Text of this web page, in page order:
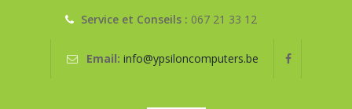
Service et Conseils : 067 21 33 12
Email: info@ypsiloncomputers.be